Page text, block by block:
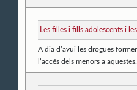
Les filles i fills adolescents i
A dia d’avui les drogues
l’accés dels menors a aquestes...